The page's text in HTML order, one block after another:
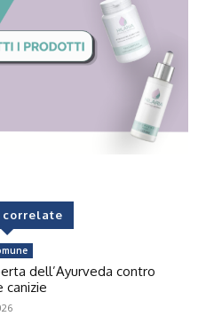
correlate
dell’Ayurveda contro
canizie